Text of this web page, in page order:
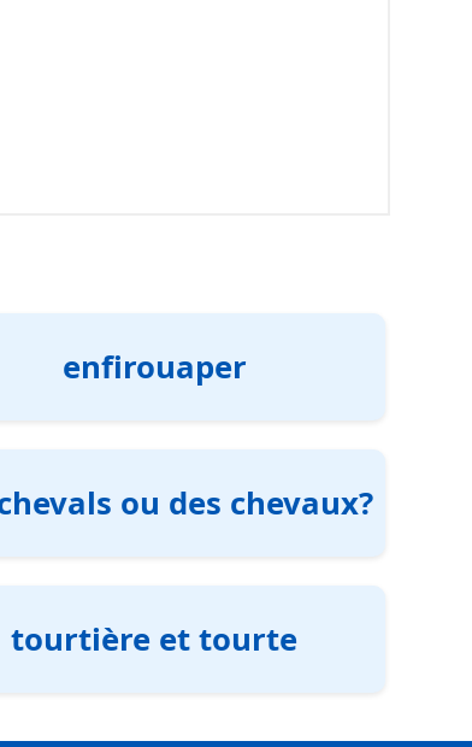
enfirouaper
ou des chevaux?
tourtière et tourte